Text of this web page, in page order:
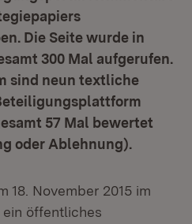
Die Seite wurde in
300 Mal aufgerufen.
sind neun textliche
57 Mal bewertet
oder Ablehnung).
18. November 2015 im
öffentliches